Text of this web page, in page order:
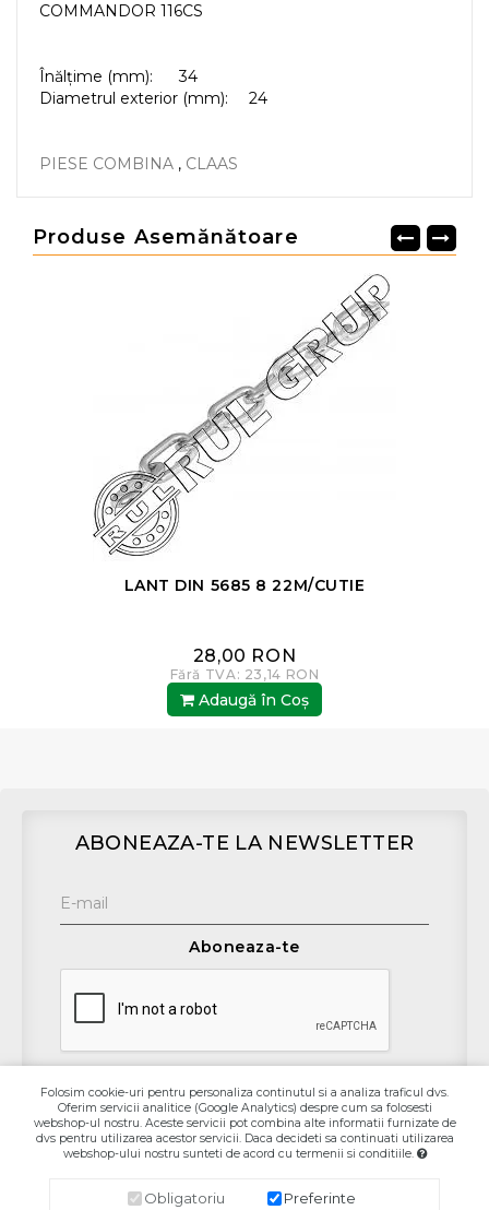
COMMANDOR 116CS
Înălțime (mm):
34
Diametrul exterior (mm):
24
PIESE COMBINA , CLAAS
Produse Asemănătoare
LANT DIN 5685 8 22M/CUTIE
28,00 RON
Fără TVA: 23,14 RON
Adaugă în Coş
ABONEAZA-TE LA NEWSLETTER
Aboneaza-te
Contact
Folosim cookie-uri pentru personaliza continutul si a analiza traficul dvs.
Oferim servicii analitice (Google Analytics) despre cum sa folosesti
webshop-ul nostru. Aceste servicii pot combina alte informatii furnizate de
dvs pentru utilizarea acestor servicii. Daca decideti sa continuati utilizarea
webshop-ului nostru sunteti de acord cu termenii si conditiile.
Obligatoriu Preferinte